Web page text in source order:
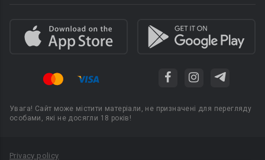
Увага! Сайт може містити матеріали, не призначені для перегляду
особами, які не досягли 18 років!
Privacy policy